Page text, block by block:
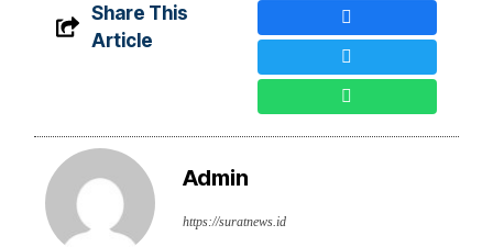
Share This
Article
Admin
https://suratnews.id